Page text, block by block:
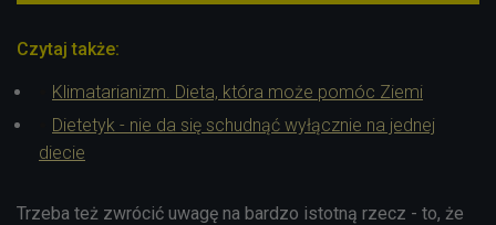
Czytaj także:
Klimatarianizm. Dieta, która może pomóc Ziemi
Dietetyk - nie da się schudnąć wyłącznie na jednej
diecie
Trzeba też zwrócić uwagę na bardzo istotną rzecz - to, że